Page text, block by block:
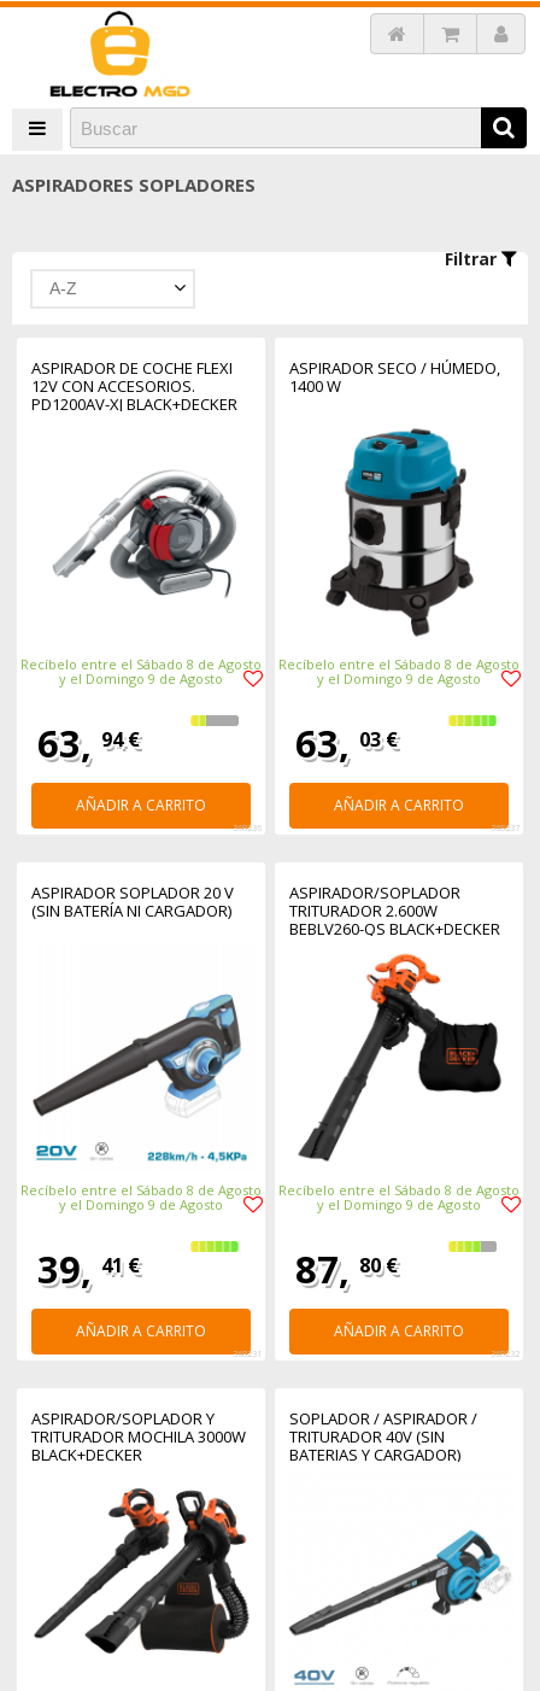
ASPIRADORES SOPLADORES
Filtrar
A-Z
ASPIRADOR DE COCHE FLEXI
12V CON ACCESORIOS.
PD1200AV-XJ BLACK+DECKER
Recíbelo entre el Sábado 8 de Agosto
y el Domingo 9 de Agosto
63, 94 €
AÑADIR A CARRITO
368236
ASPIRADOR SECO / HÚMEDO,
1400 W
Recíbelo entre el Sábado 8 de Agosto
y el Domingo 9 de Agosto
63, 03 €
AÑADIR A CARRITO
368237
ASPIRADOR SOPLADOR 20 V
(SIN BATERÍA NI CARGADOR)
Recíbelo entre el Sábado 8 de Agosto
y el Domingo 9 de Agosto
39, 41 €
AÑADIR A CARRITO
368231
ASPIRADOR/SOPLADOR
TRITURADOR 2.600W
BEBLV260-QS BLACK+DECKER
Recíbelo entre el Sábado 8 de Agosto
y el Domingo 9 de Agosto
87, 80 €
AÑADIR A CARRITO
368232
ASPIRADOR/SOPLADOR Y
TRITURADOR MOCHILA 3000W
BLACK+DECKER
SOPLADOR / ASPIRADOR /
TRITURADOR 40V (SIN
BATERIAS Y CARGADOR)